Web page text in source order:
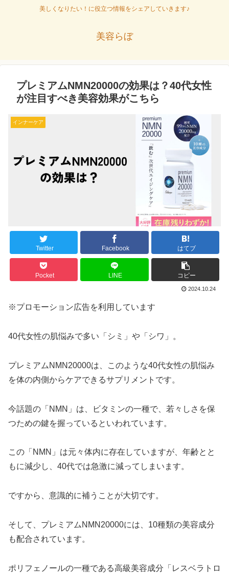
美しくなりたい！に役立つ情報をシェアしていきます♪
美容らぼ
プレミアムNMN20000の効果は？40代女性
が注目すべき美容効果がこちら
インナーケア
Twitter Facebook はてブ
Pocket LINE コピー
2024.10.24
※プロモーション広告を利用しています
40代女性の肌悩みで多い「シミ」や「シワ」。
プレミアムNMN20000は、このような40代女性の肌悩み
を体の内側からケアできるサプリメントです。
今話題の「NMN」は、ビタミンの一種で、若々しさを保
つための鍵を握っているといわれています。
この「NMN」は元々体内に存在していますが、年齢とと
もに減少し、40代では急激に減ってしまいます。
ですから、意識的に補うことが大切です。
そして、プレミアムNMN20000には、10種類の美容成分
も配合されています。
ポリフェノールの一種である高級美容成分「レスベラトロ